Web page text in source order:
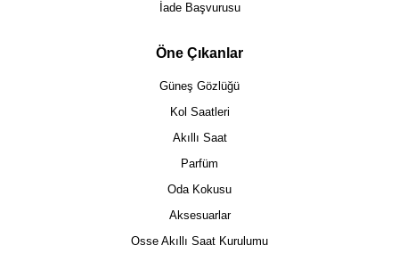
İade Başvurusu
Öne Çıkanlar
Güneş Gözlüğü
Kol Saatleri
Akıllı Saat
Parfüm
Oda Kokusu
Aksesuarlar
Osse Akıllı Saat Kurulumu